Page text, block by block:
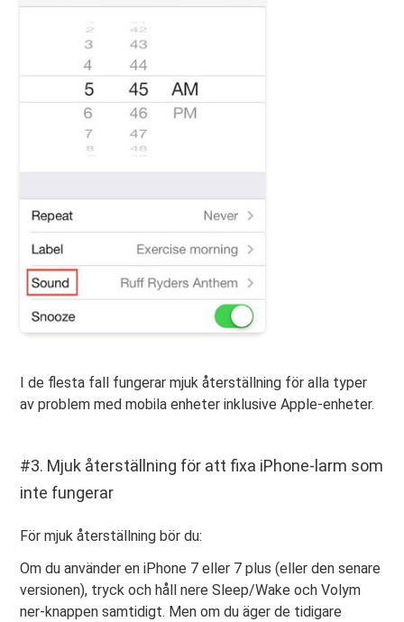
I de flesta fall fungerar mjuk återställning för alla typer
av problem med mobila enheter inklusive Apple-enheter.
#3. Mjuk återställning för att fixa iPhone-larm som
inte fungerar
För mjuk återställning bör du:
Om du använder en iPhone 7 eller 7 plus (eller den senare
versionen), tryck och håll nere Sleep/Wake och Volym
ner-knappen samtidigt. Men om du äger de tidigare